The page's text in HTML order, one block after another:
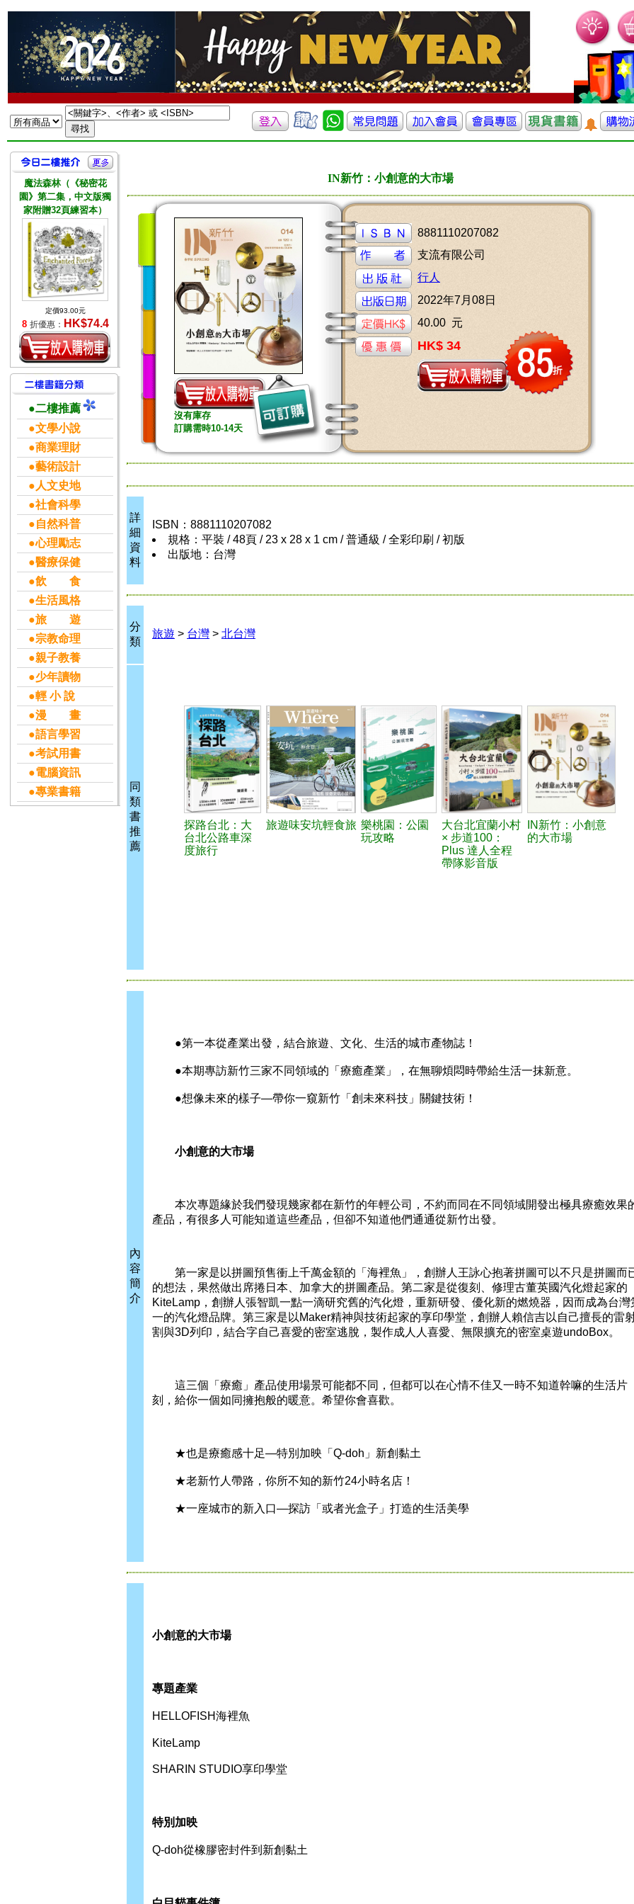
魔法森林（《秘密花
園》第二集，中文版獨
家附贈32頁練習本）
定價93.00元
8 折優惠： HK$74.4
●二樓推薦
●文學小說
●商業理財
●藝術設計
●人文史地
●社會科學
●自然科普
●心理勵志
●醫療保健
●飲 食
●生活風格
●旅 遊
●宗教命理
●親子教養
●少年讀物
●輕 小 說
●漫 畫
●語言學習
●考試用書
●電腦資訊
●專業書籍
IN新竹：小創意的大市場
沒有庫存
訂購需時10-14天
8881110207082
支流有限公司
行人
2022年7月08日
40.00 元
HK$ 34
詳
細
資
料
ISBN：8881110207082
規格：平裝 / 48頁 / 23 x 28 x 1 cm / 普通級 / 全彩印刷 / 初版
出版地：台灣
分
類
旅遊 > 台灣 > 北台灣
同
類
書
推
薦
探路台北：大
台北公路車深
度旅行
旅遊味安坑輕食旅 樂桃園：公園
玩攻略
大台北宜蘭小村
× 步道100：
Plus 達人全程
帶隊影音版
IN新竹：小創意
的大市場
內
容
簡
介
●第一本從產業出發，結合旅遊、文化、生活的城市產物誌！
●本期專訪新竹三家不同領域的「療癒產業」，在無聊煩悶時帶給生活一抹新意。
●想像未來的樣子—帶你一窺新竹「創未來科技」關鍵技術！
小創意的大市場
本次專題緣於我們發現幾家都在新竹的年輕公司，不約而同在不同領域開發出極具療癒效果
產品，有很多人可能知道這些產品，但卻不知道他們通通從新竹出發。
第一家是以拼圖預售衝上千萬金額的「海裡魚」，創辦人王詠心抱著拼圖可以不只是拼圖而
的想法，果然做出席捲日本、加拿大的拼圖產品。第二家是從復刻、修理古董英國汽化燈起家的
KiteLamp，創辦人張智凱一點一滴研究舊的汽化燈，重新研發、優化新的燃燒器，因而成為台灣
一的汽化燈品牌。第三家是以Maker精神與技術起家的享印學堂，創辦人賴信吉以自己擅長的雷
割與3D列印，結合字自己喜愛的密室逃脫，製作成人人喜愛、無限擴充的密室桌遊undoBox。
這三個「療癒」產品使用場景可能都不同，但都可以在心情不佳又一時不知道幹嘛的生活片
刻，給你一個如同擁抱般的暖意。希望你會喜歡。
★也是療癒感十足—特別加映「Q-doh」新創黏土
★老新竹人帶路，你所不知的新竹24小時名店！
★一座城市的新入口—探訪「或者光盒子」打造的生活美學
小創意的大市場
專題產業
HELLOFISH海裡魚
KiteLamp
SHARIN STUDIO享印學堂
特別加映
Q-doh從橡膠密封件到新創黏土